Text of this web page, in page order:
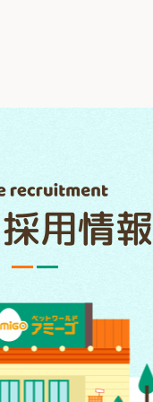
用情報